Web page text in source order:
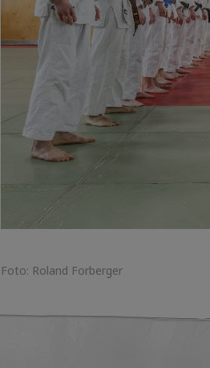
Foto: Roland Forberger